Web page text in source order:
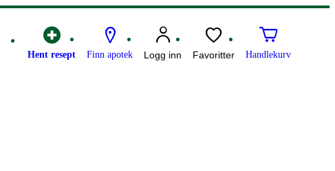
Hent resept Finn apotek Logg inn Favoritter Handlekurv